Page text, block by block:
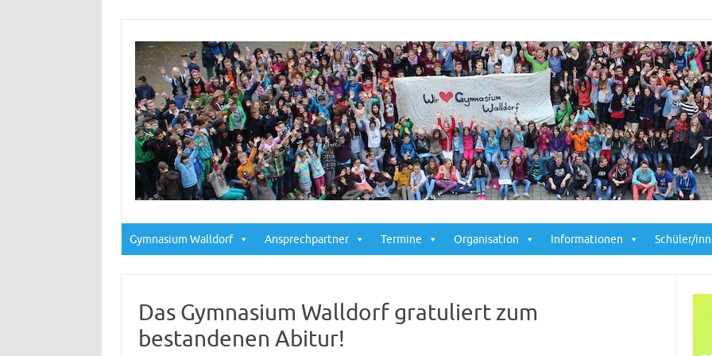
Gymnasium Walldorf
Ansprechpartner Termine Organisation Informationen Schüler/
Das Gymnasium Walldorf gratuliert zum
bestandenen Abitur!